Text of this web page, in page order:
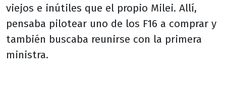
viejos e inútiles que el propio Milei. Allí,
pensaba pilotear uno de los F16 a comprar y
también buscaba reunirse con la primera
ministra.